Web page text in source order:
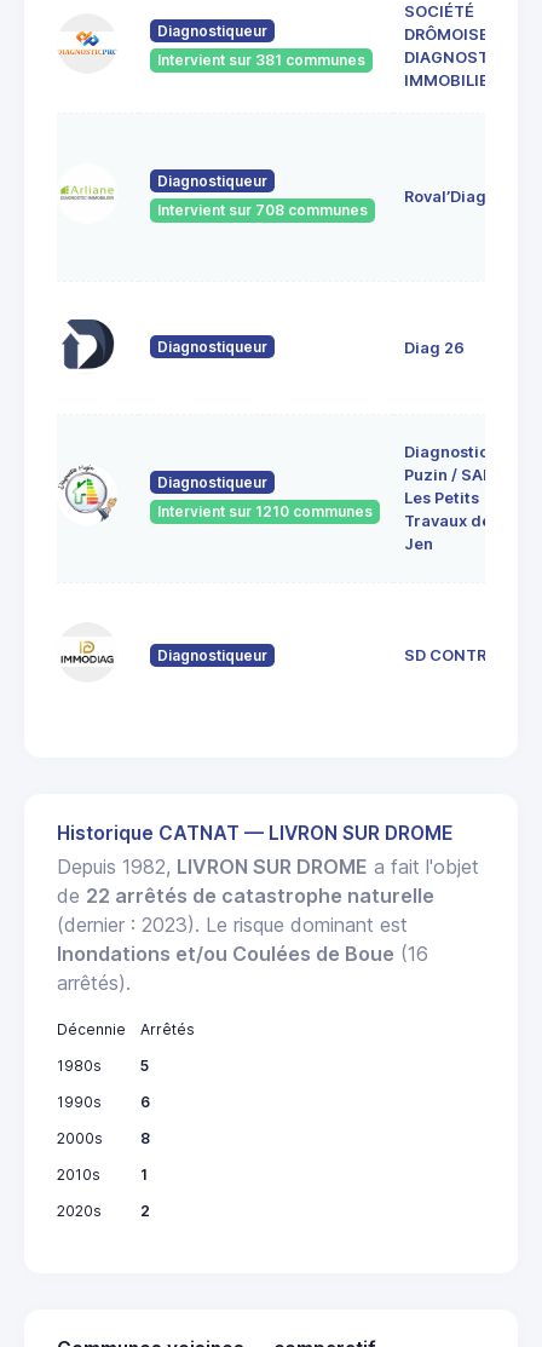
Diagnostiqueur
Intervient sur 381 communes
SOCIÉTÉ
DRÔMOISE DE
DIAGNOSTICS
IMMOBILIERS
Diagnostiqueur
Intervient sur 708 communes
Roval’Diag
Diagnostiqueur Diag 26
Diagnostiqueur
Intervient sur 1210 communes
Diagnostic
Puzin / SARL
Les Petits
Travaux de
Jen
Diagnostiqueur SD CONTROL
Historique CATNAT — LIVRON SUR DROME
Depuis 1982, LIVRON SUR DROME a fait l'objet
de 22 arrêtés de catastrophe naturelle
(dernier : 2023). Le risque dominant est
Inondations et/ou Coulées de Boue (16
arrêtés).
Décennie
Arrêtés
1980s
5
1990s
6
2000s
8
2010s
1
2020s
2